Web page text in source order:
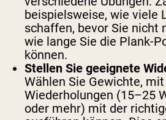
beispielsweise, wie viele
schaffen, bevor Sie nicht
wie lange Sie die Plank-
können.
Stellen Sie geeignete
Wählen Sie Gewichte,
Wiederholungen (15–25
oder mehr) mit der